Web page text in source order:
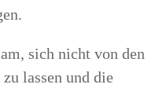
sich nicht von den
lassen und die